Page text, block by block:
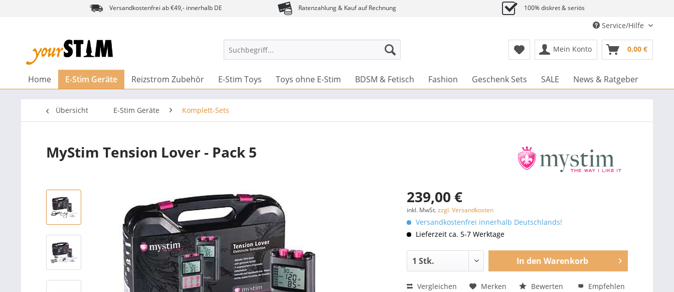
Versandkostenfrei ab €49,- innerhalb DE Ratenzahlung & Kauf auf Rechnung 100% diskret & seriös
Service/Hilfe
Mein Konto 0,00 €
Home E-Stim Geräte Reizstrom Zubehör E-Stim Toys Toys ohne E-Stim BDSM & Fetisch Fashion Geschenk Sets SALE News & Ratgeber
Übersicht E-Stim Geräte Komplett-Sets
MyStim Tension Lover - Pack 5
239,00 €
inkl. MwSt.zzgl. Versandkosten
Versandkostenfrei innerhalb Deutschlands!
Lieferzeit ca. 5-7 Werktage
In den Warenkorb
Vergleichen Merken Bewerten Empfehlen